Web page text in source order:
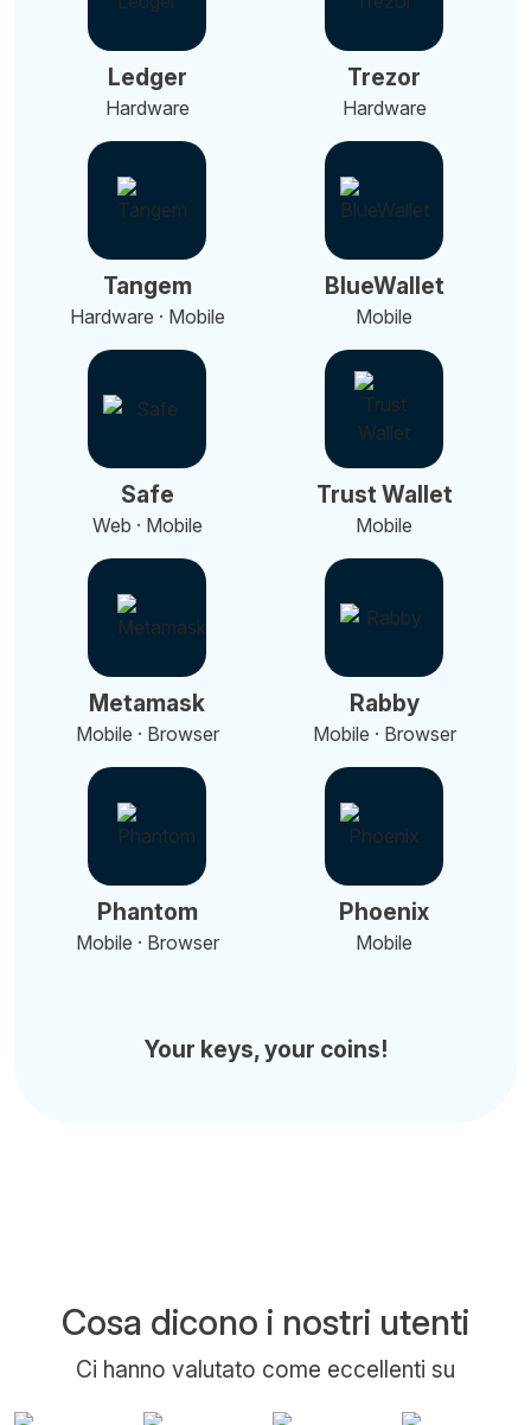
Ledger
Hardware
Trezor
Hardware
Tangem
Hardware · Mobile
BlueWallet
Mobile
Safe
Web · Mobile
Trust Wallet
Mobile
Metamask
Mobile · Browser
Rabby
Mobile · Browser
Phantom
Mobile · Browser
Phoenix
Mobile
Your keys, your coins!
Cosa dicono i nostri utenti
Ci hanno valutato come eccellenti su